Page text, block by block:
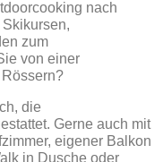
nach
zum
von einer
die
Gerne auch mit
eigener Balkon
in Dusche oder